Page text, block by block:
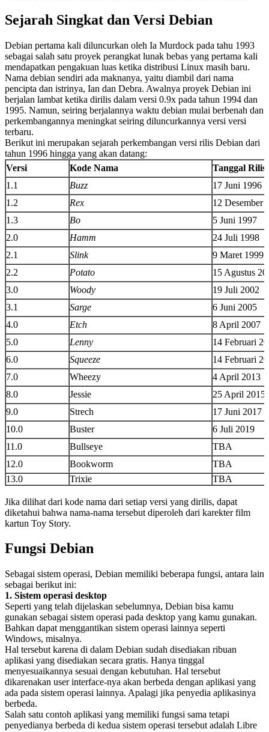
Sejarah Singkat dan Versi Debian
Debian pertama kali diluncurkan oleh Ia Murdock pada tahu 1993
sebagai salah satu proyek perangkat lunak bebas yang pertama kali
mendapatkan pengakuan luas ketika distribusi Linux masih baru.
Nama debian sendiri ada maknanya, yaitu diambil dari nama
pencipta dan istrinya, Ian dan Debra. Awalnya proyek Debian ini
berjalan lambat ketika dirilis dalam versi 0.9x pada tahun 1994 dan
1995. Namun, seiring berjalannya waktu debian mulai berbenah dan
perkembangannya meningkat seiring diluncurkannya versi versi
terbaru.
Berikut ini merupakan sejarah perkembangan versi rilis Debian dari
tahun 1996 hingga yang akan datang:
Versi
Kode Nama
Tanggal Rilis
1.1
Buzz
17 Juni 1996
1.2
Rex
12 Desember
1.3
Bo
5 Juni 1997
2.0
Hamm
24 Juli 1998
2.1
Slink
9 Maret 1999
2.2
Potato
15 Agustus
3.0
Woody
19 Juli 2002
3.1
Sarge
6 Juni 2005
4.0
Etch
8 April 2007
5.0
Lenny
14 Februari
6.0
Squeeze
14 Februari
7.0
Wheezy
4 April 2013
8.0
Jessie
25 April 2015
9.0
Strech
17 Juni 2017
10.0
Buster
6 Juli 2019
11.0
Bullseye
TBA
12.0
Bookworm
TBA
13.0
Trixie TBA
Jika dilihat dari kode nama dari setiap versi yang dirilis, dapat
diketahui bahwa nama-nama tersebut diperoleh dari karekter film
kartun Toy Story.
Fungsi Debian
Sebagai sistem operasi, Debian memiliki beberapa fungsi, antara lain
sebagai berikut ini:
1. Sistem operasi desktop
Seperti yang telah dijelaskan sebelumnya, Debian bisa kamu
gunakan sebagai sistem operasi pada desktop yang kamu gunakan.
Bahkan dapat menggantikan sistem operasi lainnya seperti
Windows, misalnya.
Hal tersebut karena di dalam Debian sudah disediakan ribuan
aplikasi yang disediakan secara gratis. Hanya tinggal
menyesuaikannya sesuai dengan kebutuhan. Hal tersebut
dikarenakan user interface-nya akan berbeda dengan aplikasi yang
ada pada sistem operasi lainnya. Apalagi jika penyedia aplikasinya
berbeda.
Salah satu contoh aplikasi yang memiliki fungsi sama tetapi
penyedianya berbeda di kedua sistem operasi tersebut adalah Libre